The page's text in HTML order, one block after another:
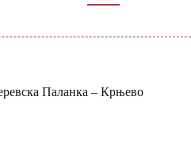
Паланка – Крњево